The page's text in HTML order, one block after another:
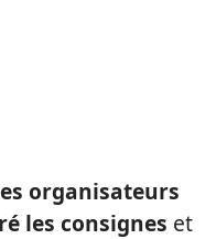
organisateurs
les consignes et